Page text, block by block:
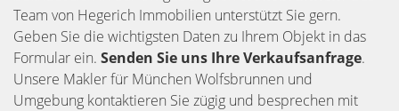
Team von Hegerich Immobilien unterstützt Sie gern.
Geben Sie die wichtigsten Daten zu Ihrem Objekt in das
Formular ein. Senden Sie uns Ihre Verkaufsanfrage.
Unsere Makler für München Wolfsbrunnen und
Umgebung kontaktieren Sie zügig und besprechen mit